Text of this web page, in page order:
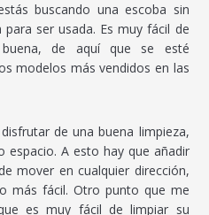
buscando una escoba sin
ser usada. Es muy fácil de
de aquí que se esté
modelos más vendidos en las
de una buena limpieza,
espacio. A esto hay que añadir
mover en cualquier dirección,
más fácil. Otro punto que me
es muy fácil de limpiar su